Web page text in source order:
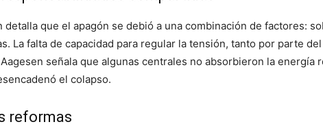
que el apagón se debió a una combinación de factores:
La falta de capacidad para regular la tensión, tanto por parte
señala que algunas centrales no absorbieron la energía
el colapso.
reformas